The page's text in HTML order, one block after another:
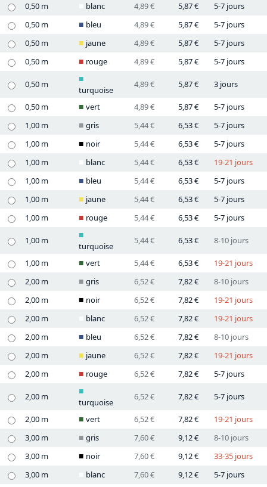
0,50 m
blanc 4,89 € 5,87 €
5-7 jours
0,50 m
bleu 4,89 € 5,87 €
5-7 jours
0,50 m
jaune 4,89 € 5,87 €
5-7 jours
0,50 m
rouge 4,89 € 5,87 € 5-7 jours
0,50 m
turquoise
4,89 € 5,87 € 3 jours
0,50 m vert 4,89 € 5,87 €
5-7 jours
1,00 m
gris 5,44 € 6,53 €
5-7 jours
1,00 m
noir 5,44 € 6,53 €
5-7 jours
1,00 m
blanc 5,44 € 6,53 €
19-21 jours
1,00 m
bleu 5,44 € 6,53 €
5-7 jours
1,00 m
jaune 5,44 € 6,53 €
5-7 jours
1,00 m
rouge 5,44 € 6,53 € 5-7 jours
1,00 m
turquoise
5,44 € 6,53 € 8-10 jours
1,00 m vert 5,44 € 6,53 €
19-21 jours
2,00 m
gris 6,52 € 7,82 €
8-10 jours
2,00 m
noir 6,52 € 7,82 €
19-21 jours
2,00 m
blanc 6,52 € 7,82 €
19-21 jours
2,00 m
bleu 6,52 € 7,82 €
8-10 jours
2,00 m
jaune 6,52 € 7,82 €
19-21 jours
2,00 m
rouge 6,52 € 7,82 € 5-7 jours
2,00 m
turquoise
6,52 € 7,82 € 5-7 jours
2,00 m vert 6,52 € 7,82 €
19-21 jours
3,00 m
gris 7,60 € 9,12 €
8-10 jours
3,00 m
noir 7,60 € 9,12 €
33-35 jours
3,00 m
blanc 7,60 € 9,12 €
5-7 jours